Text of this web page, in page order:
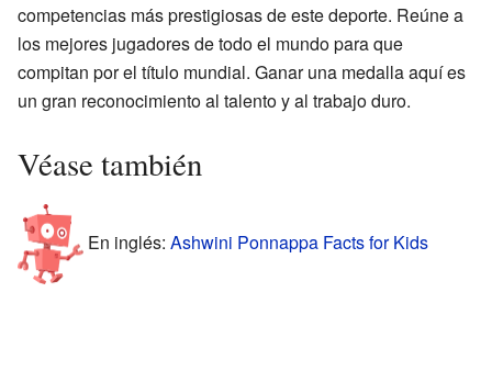
competencias más prestigiosas de este deporte. Reúne a
los mejores jugadores de todo el mundo para que
compitan por el título mundial. Ganar una medalla aquí es
un gran reconocimiento al talento y al trabajo duro.
Véase también
En inglés: Ashwini Ponnappa Facts for Kids